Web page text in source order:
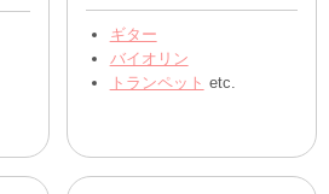
ギター
バイオリン
トランペット etc.